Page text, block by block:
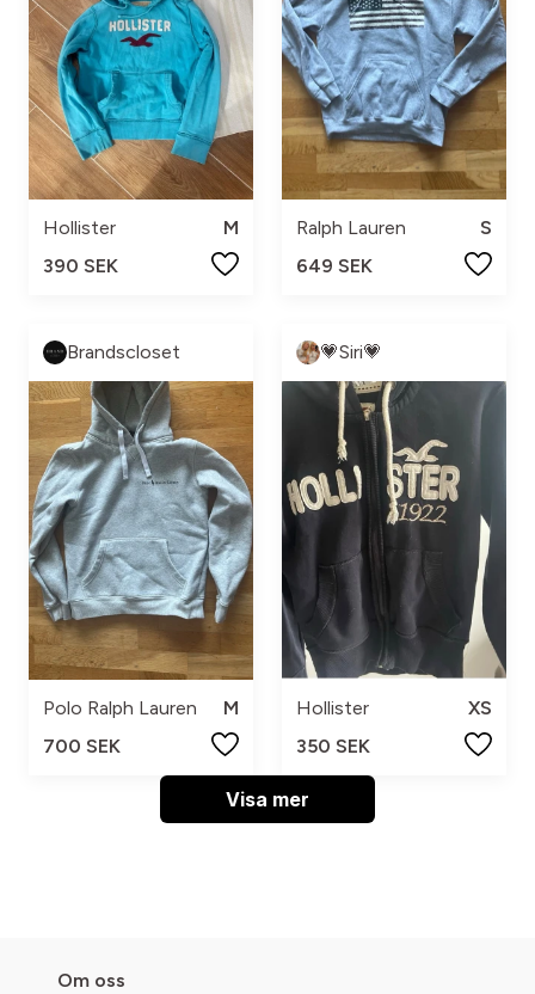
Hollister
M
390 SEK
Ralph Lauren
S
649 SEK
Brandscloset
Polo Ralph Lauren
M
700 SEK
💗Siri💗
Hollister
XS
350 SEK
Visa mer
Om oss